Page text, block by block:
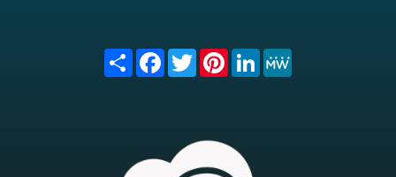
Share FacebookTwitterPinterest
LinkedIn